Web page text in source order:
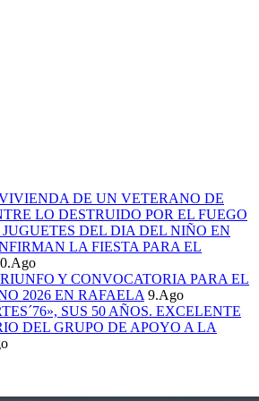
DE UN VETERANO DE
LO DESTRUIDO POR EL FUEGO
DEL DIA DEL NIÑO EN
LA FIESTA PARA EL
Y CONVOCATORIA PARA EL
2026 EN RAFAELA 9.Ago
SUS 50 AÑOS. EXCELENTE
DEL GRUPO DE APOYO A LA